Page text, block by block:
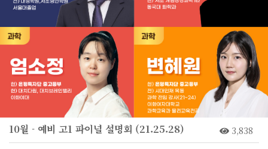
10월 - 예비 고1 파이널 설명회 (21.25.28) 3,838